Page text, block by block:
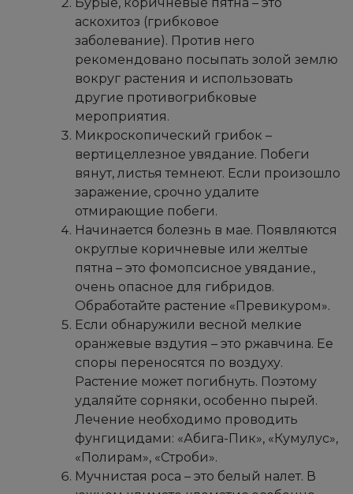
аскохитоз (грибковое
заболевание). Против него
рекомендовано посыпать золой землю
вокруг растения и использовать
другие противогрибковые
мероприятия.
Микроскопический грибок –
вертицеллезное увядание. Побеги
вянут, листья темнеют. Если произошло
заражение, срочно удалите
отмирающие побеги.
Начинается болезнь в мае. Появляются
округлые коричневые или желтые
пятна – это фомопсисное увядание.,
очень опасное для гибридов.
Обработайте растение «Превикуром».
Если обнаружили весной мелкие
оранжевые вздутия – это ржавчина. Ее
споры переносятся по воздуху.
Растение может погибнуть. Поэтому
удаляйте сорняки, особенно пырей.
Лечение необходимо проводить
фунгицидами: «Абига-Пик», «Кумулус»,
«Полирам», «Строби».
Мучнистая роса – это белый налет. В